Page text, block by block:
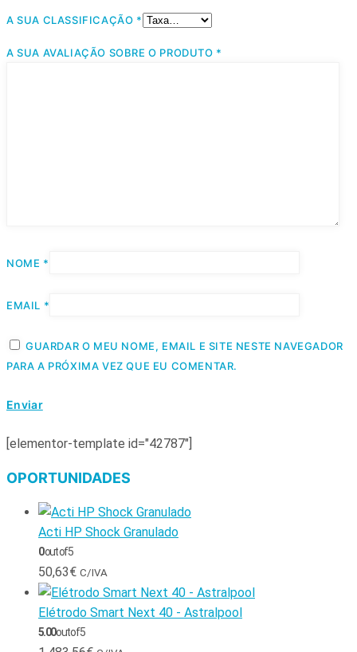
A SUA CLASSIFICAÇÃO *
A SUA AVALIAÇÃO SOBRE O PRODUTO *
NOME *
EMAIL *
GUARDAR O MEU NOME, EMAIL E SITE NESTE NAVEGADOR
PARA A PRÓXIMA VEZ QUE EU COMENTAR.
[elementor-template id="42787"]
OPORTUNIDADES
Acti HP Shock Granulado
0out of 5
50,63€ C/IVA
Elétrodo Smart Next 40 - Astralpool
5.00out of 5